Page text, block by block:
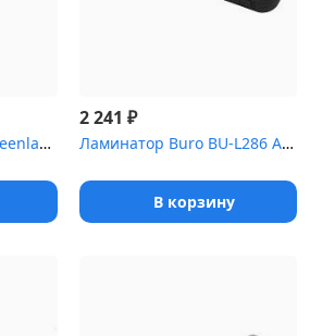
Ламинатор Kobra Queenlam 250 S3 Auto черный A3 (75-250мкм) 100см/...
2 241 ₽
Ламинатор Buro BU-L286 A4 (75-125мкм) 28см/мин (2вал.) лам.фото
В корзину